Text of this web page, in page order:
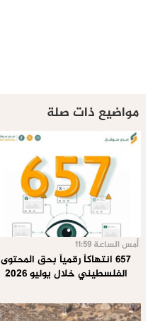
مواضيع ذات صلة
أمس الساعة 11:59
657 انتهاكاً رقمياً بحق المحتوى
الفلسطيني خلال يوليو 2026